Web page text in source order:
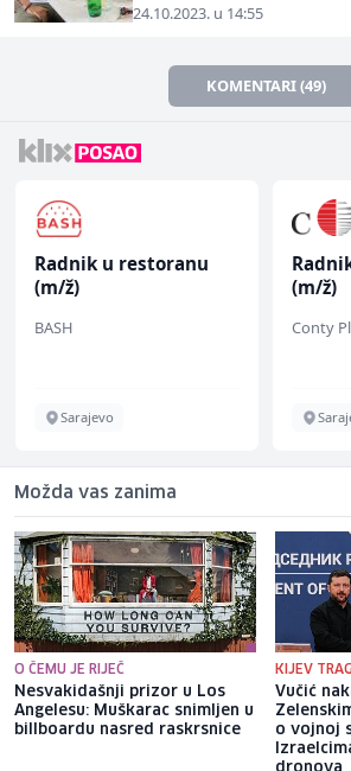
24.10.2023. u 14:55
KOMENTARI (49)
Radnik u restoranu
(m/ž)
BASH
Sarajevo
(m/ž)
Conty
Možda vas zanima
O ČEMU JE RIJEČ
Nesvakidašnji prizor u Los
Angelesu: Muškarac snimljen u
billboardu nasred raskrsnice
KIJEV
Vučić
o vojnoj
dronova